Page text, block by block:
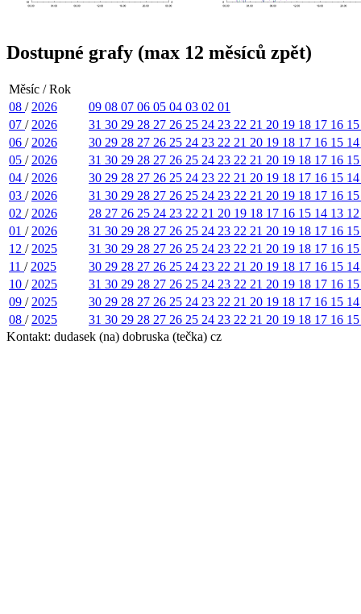
Dostupné grafy (max 12 měsíců zpět)
Měsíc / Rok
08 / 2026 09 08 07 06 05 04 03 02 01
07 / 2026 31 30 29 28 27 26 25 24 23 22 21 20 19 18 17 16
06 / 2026 30 29 28 27 26 25 24 23 22 21 20 19 18 17 16 15
05 / 2026 31 30 29 28 27 26 25 24 23 22 21 20 19 18 17 16
04 / 2026 30 29 28 27 26 25 24 23 22 21 20 19 18 17 16 15
03 / 2026 31 30 29 28 27 26 25 24 23 22 21 20 19 18 17 16
02 / 2026 28 27 26 25 24 23 22 21 20 19 18 17 16 15 14 13
01 / 2026 31 30 29 28 27 26 25 24 23 22 21 20 19 18 17 16
12 / 2025 31 30 29 28 27 26 25 24 23 22 21 20 19 18 17 16
11 / 2025 30 29 28 27 26 25 24 23 22 21 20 19 18 17 16 15
10 / 2025 31 30 29 28 27 26 25 24 23 22 21 20 19 18 17 16
09 / 2025 30 29 28 27 26 25 24 23 22 21 20 19 18 17 16 15
08 / 2025 31 30 29 28 27 26 25 24 23 22 21 20 19 18 17 16
Kontakt: dudasek (na) dobruska (tečka) cz